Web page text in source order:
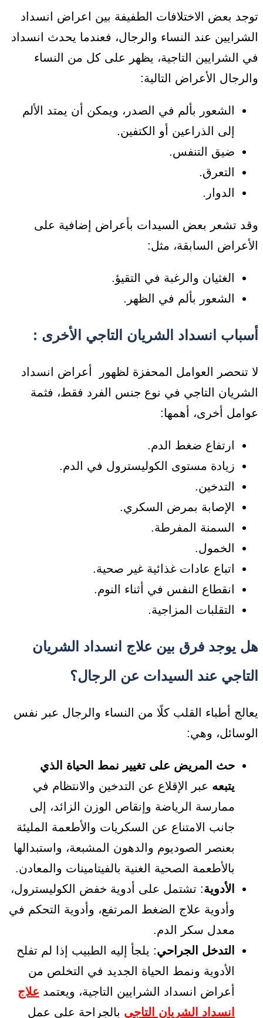
توجد بعض الاختلافات الطفيفة بين اعراض انسداد
الشرايين عند النساء والرجال، فعندما يحدث انسداد
في الشرايين التاجية، يظهر على كل من النساء
والرجال الأعراض التالية:
الشعور بألم في الصدر، ويمكن أن يمتد الألم
إلى الذراعين أو الكتفين.
ضيق التنفس.
التعرق.
الدوار.
وقد تشعر بعض السيدات بأعراض إضافية على
الأعراض السابقة، مثل:
الغثيان والرغبة في التقيؤ.
الشعور بألم في الظهر.
أسباب انسداد الشريان التاجيالأخرى :
لا تنحصر العوامل المحفزة لظهور
أعراض انسداد
الشريان التاجيفي نوع جنس الفرد فقط، فثمة
عوامل أخرى، أهمها:
ارتفاع ضغط الدم.
زيادة مستوى الكوليسترول في الدم.
التدخين.
الإصابة بمرض السكري.
السمنة المفرطة.
الخمول.
اتباع عادات غذائية غير صحية.
انقطاع النفس في أثناء النوم.
التقلبات المزاجية.
هل يوجد فرق بين علاج انسداد الشريان
التاجي عند السيدات عن الرجال؟
يعالج أطباء القلب كلًا من النساء والرجال عبر نفس
الوسائل، وهي:
حث المريض على تغيير نمط الحياة الذي
يتبعهعبر الإقلاع عن التدخين والانتظام في
ممارسة الرياضة وإنقاص الوزن الزائد، إلى
جانب الامتناع عن السكريات والأطعمة المليئة
بعنصر الصوديوم والدهون المشبعة، واستبدالها
بالأطعمة الصحية الغنية بالفيتامينات والمعادن.
الأدوية: تشتمل على أدوية خفض الكوليسترول،
وأدوية علاج الضغط المرتفع، وأدوية التحكم في
معدل سكر الدم.
التدخل الجراحي: يلجأ إليه الطبيب إذا لم تفلح
الأدوية ونمط الحياة الجديد في التخلص من
أعراض انسداد الشرايين التاجية، ويعتمد علاج
انسداد الشريان التاجيبالجراحة على عمل